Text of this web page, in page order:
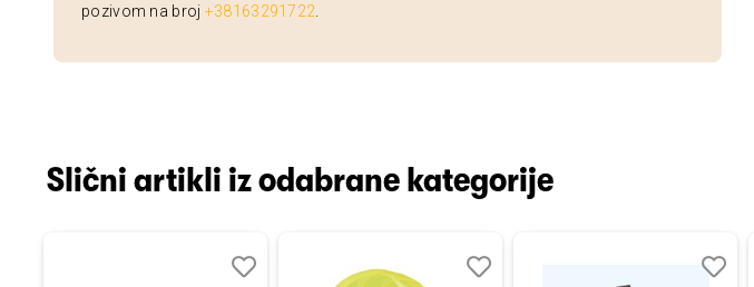
pozivom na broj +38163291722
Slični artikli iz odabrane kategorije